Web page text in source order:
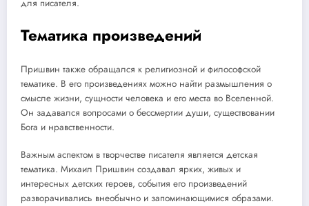
для писателя.
Тематика произведений
Пришвин также обращался к религиозной и философской
тематике. В его произведениях можно найти размышления о
смысле жизни, сущности человека и его места во Вселенной.
Он задавался вопросами о бессмертии души, существовании
Бога и нравственности.
Важным аспектом в творчестве писателя является детская
тематика. Михаил Пришвин создавал ярких, живых и
интересных детских героев, события его произведений
разворачивались внеобычно и запоминающимися образами.